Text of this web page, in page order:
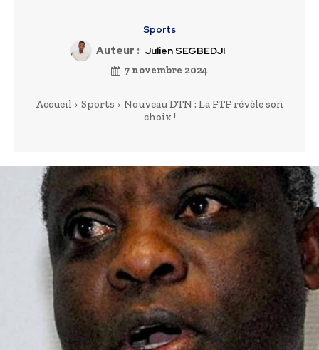
Sports
Auteur : Julien SEGBEDJI
7 novembre 2024
Accueil Sports
Nouveau DTN : La FTF révèle son
choix !